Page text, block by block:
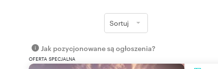
Sortuj
Jak pozycjonowane są ogłoszenia?
OFERTA SPECJALNA